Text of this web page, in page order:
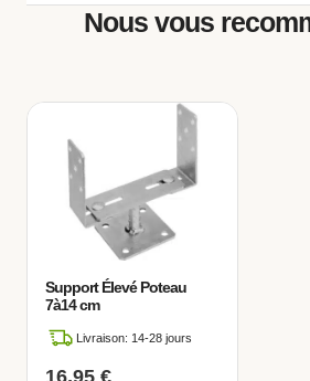
carport bois NANTERRE
votre espace extérieur. Avec
soigné et des matériaux de
qualité, ce carport pour
durable garantit la protection
vos véhicules ont besoin.
Nous vous
Support Élevé Poteau
7à14 cm
Livraison: 14-28 jours
16,95 €